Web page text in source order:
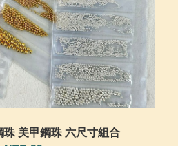
美甲鋼珠 六尺寸組合